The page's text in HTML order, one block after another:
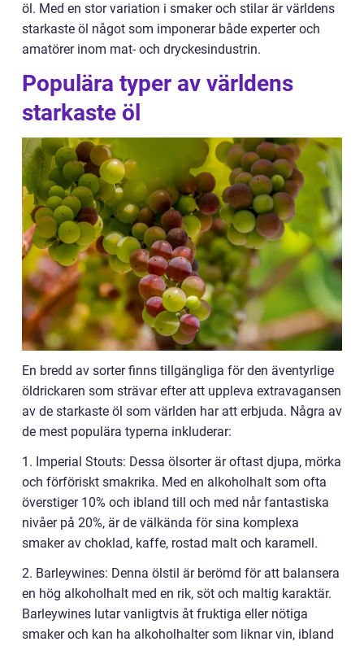
öl. Med en stor variation i smaker och stilar är världens
starkaste öl något som imponerar både experter och
amatörer inom mat- och dryckesindustrin.
Populära typer av världens
starkaste öl
En bredd av sorter finns tillgängliga för den äventyrlige
öldrickaren som strävar efter att uppleva extravagansen
av de starkaste öl som världen har att erbjuda. Några av
de mest populära typerna inkluderar:
1. Imperial Stouts: Dessa ölsorter är oftast djupa, mörka
och förföriskt smakrika. Med en alkoholhalt som ofta
överstiger 10% och ibland till och med når fantastiska
nivåer på 20%, är de välkända för sina komplexa
smaker av choklad, kaffe, rostad malt och karamell.
2. Barleywines: Denna ölstil är berömd för att balansera
en hög alkoholhalt med en rik, söt och maltig karaktär.
Barleywines lutar vanligtvis åt fruktiga eller nötiga
smaker och kan ha alkoholhalter som liknar vin, ibland